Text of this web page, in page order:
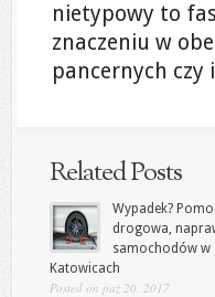
nietypowy to
znaczeniu w
pancernych czy
Related Posts
Wypadek?
drogowa,
samochodów w
Katowicach
Posted on paź 20, 2017